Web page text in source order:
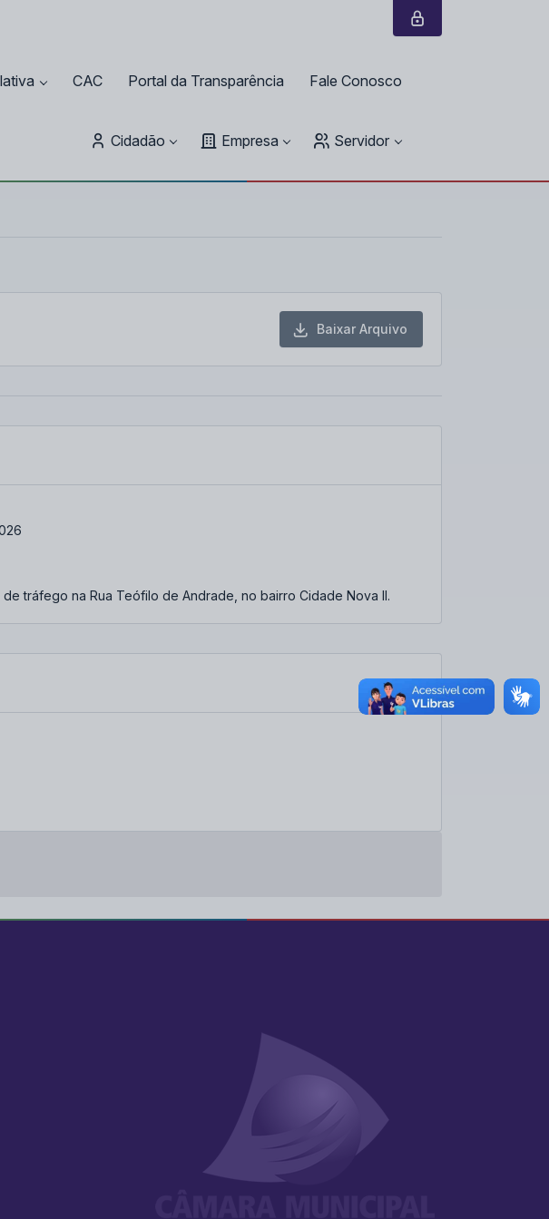
CAC Portal da Transparência Fale Conosco
Cidadão Empresa Servidor
Baixar Arquivo
tráfego na Rua Teófilo de Andrade, no bairro Cidade Nova II.